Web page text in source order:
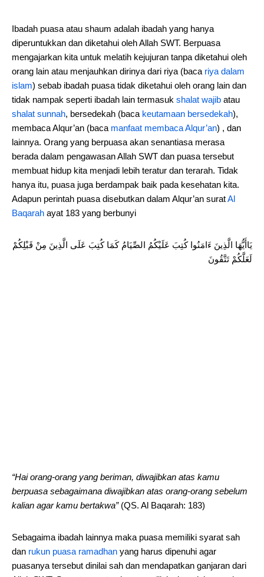
Ibadah puasa atau shaum adalah ibadah yang hanya
diperuntukkan dan diketahui oleh Allah SWT. Berpuasa
mengajarkan kita untuk melatih kejujuran tanpa diketahui oleh
orang lain atau menjauhkan dirinya dari riya (baca riya dalam
islam) sebab ibadah puasa tidak diketahui oleh orang lain dan
tidak nampak seperti ibadah lain termasuk shalat wajib atau
shalat sunnah, bersedekah (baca keutamaan bersedekah),
membaca Alqur’an (baca manfaat membaca Alqur’an) , dan
lainnya. Orang yang berpuasa akan senantiasa merasa
berada dalam pengawasan Allah SWT dan puasa tersebut
membuat hidup kita menjadi lebih teratur dan terarah. Tidak
hanya itu, puasa juga berdampak baik pada kesehatan kita.
Adapun perintah puasa disebutkan dalam Alqur’an suratAl
Baqarah ayat 183 yang berbunyi
يَاأَيُّهَا الَّذِينَ ءَامَنُوا كُتِبَ عَلَيْكُمُ الصِّيَامُ كَمَا كُتِبَ عَلَى الَّذِينَ مِنْ قَبْلِكُمْ
لَعَلَّكُمْ تَتَّقُونَ
“Hai orang-orang yang beriman, diwajibkan atas kamu
berpuasa sebagaimana diwajibkan atas orang-orang sebelum
kalian agar kamu bertakwa”(QS. Al Baqarah: 183)
Sebagaima ibadah lainnya maka puasa memiliki syarat sah
dan rukun puasa ramadhan yang harus dipenuhi agar
puasanya tersebut dinilai sah dan mendapatkan ganjaran dari